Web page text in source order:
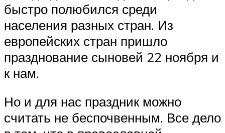
быстро полюбился среди
населения разных стран. Из
европейских стран пришло
празднование сыновей 22 ноября и
к нам.
Но и для нас праздник можно
считать не беспочвенным. Все дело